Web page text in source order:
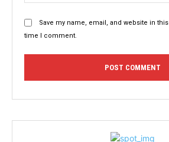
Save my name, email, and website in
time I comment.